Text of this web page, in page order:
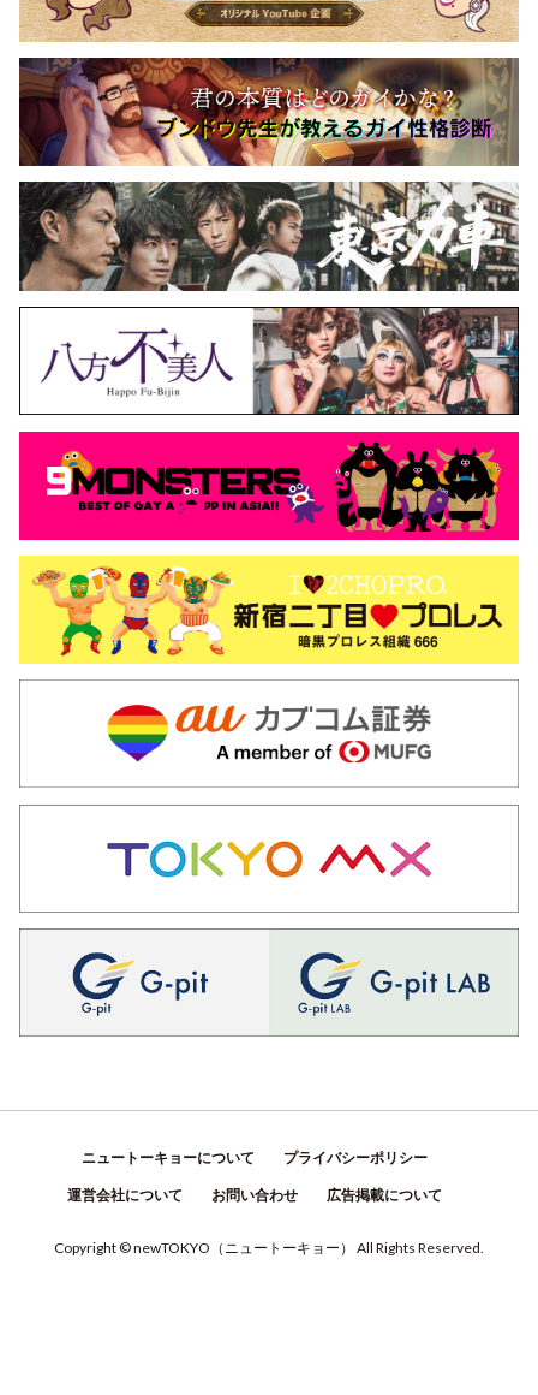
ニュートーキョーについて プライバシーポリシー
運営会社について お問い合わせ 広告掲載について
Copyright © newTOKYO （ ニュートーキョー ） All Rights Reserved.